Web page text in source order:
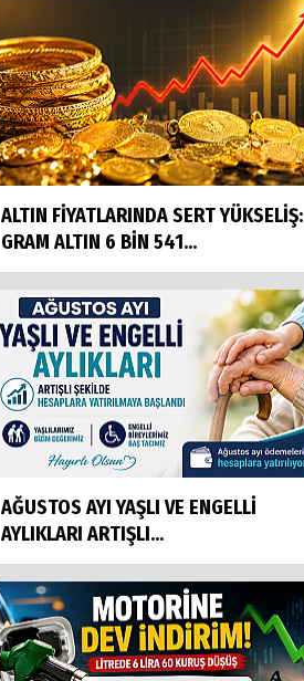
ALTIN FİYATLARINDA SERT YÜKSELİŞ:
GRAM ALTIN 6 BİN 541...
AĞUSTOS AYI YAŞLI VE ENGELLİ
AYLIKLARI ARTIŞLI...